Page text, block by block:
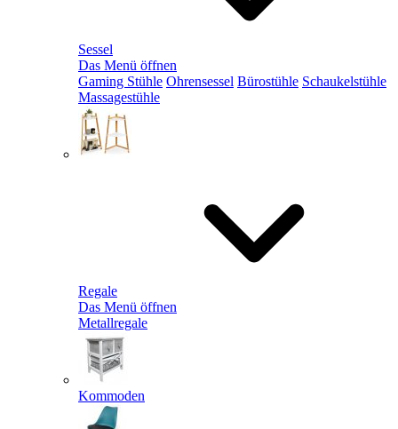
Sessel
Das Menü öffnen
Gaming Stühle Ohrensessel Bürostühle Schaukelstühle
Massagestühle
Regale
Das Menü öffnen
Metallregale
Kommoden